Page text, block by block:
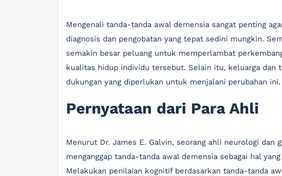
Mengenali tanda-tanda awal demensia sangat penting
diagnosis dan pengobatan yang tepat sedini mungkin.
semakin besar peluang untuk memperlambat
kualitas hidup individu tersebut. Selain itu, keluarga dan
dukungan yang diperlukan untuk menjalani perubahan ini.
Pernyataan dari Para Ahli
Menurut Dr. James E. Galvin, seorang ahli neurologi dan
menganggap tanda-tanda awal demensia sebagai hal
Melakukan penilaian kognitif berdasarkan tanda-tanda